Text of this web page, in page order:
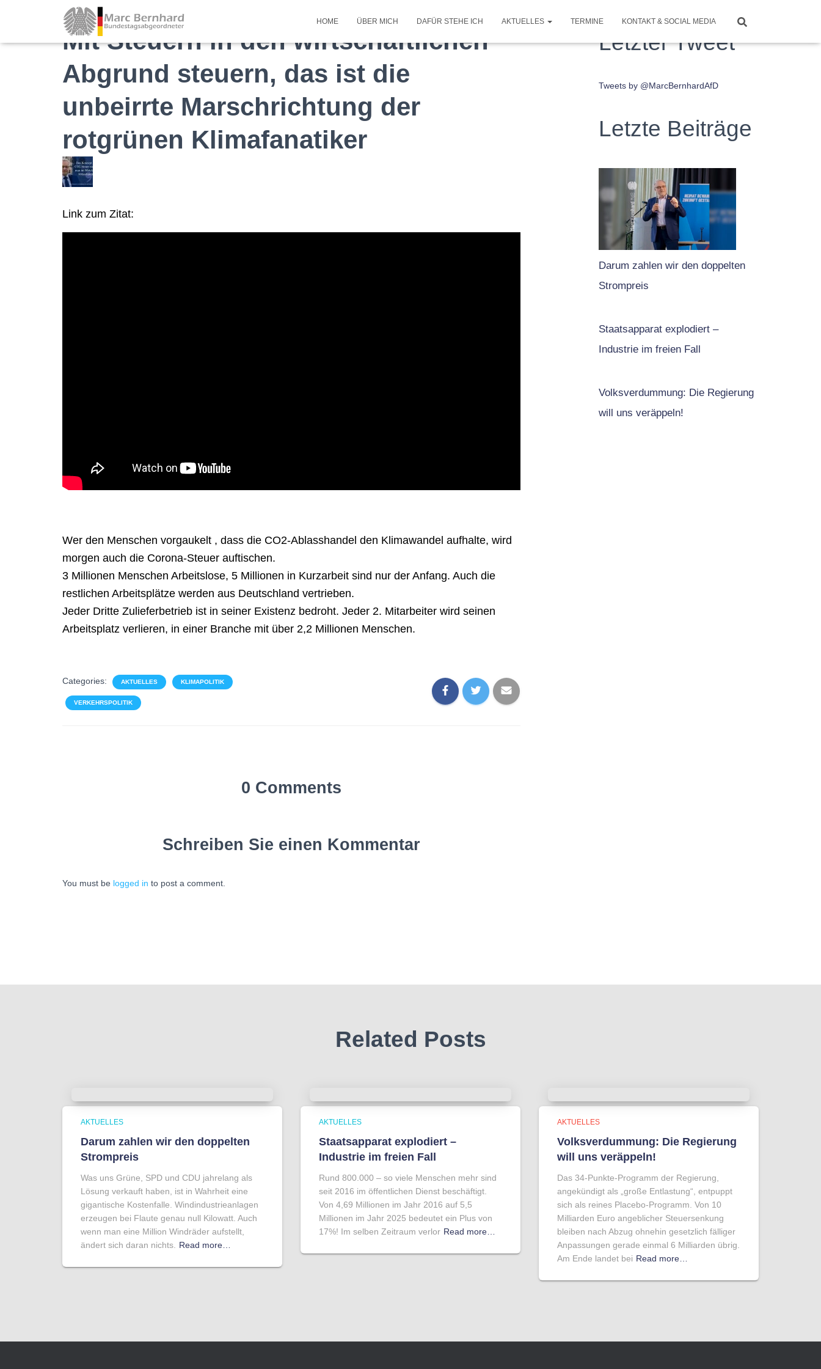
HOME ÜBER MICH DAFÜR STEHE ICH AKTUELLES TERMINE KONTAKT & SOCIAL MEDIA
Mit Steuern in den wirtschaftlichen
Abgrund steuern, das ist die
unbeirrte Marschrichtung der
rotgrünen Klimafanatiker
Link zum Zitat:
Wer den Menschen vorgaukelt , dass die CO2-Ablasshandel den Klimawandel aufhalte, wird
morgen auch die Corona-Steuer auftischen.
3 Millionen Menschen Arbeitslose, 5 Millionen in Kurzarbeit sind nur der Anfang. Auch die
restlichen Arbeitsplätze werden aus Deutschland vertrieben.
Jeder Dritte Zulieferbetrieb ist in seiner Existenz bedroht. Jeder 2. Mitarbeiter wird seinen
Arbeitsplatz verlieren, in einer Branche mit über 2,2 Millionen Menschen.
Categories: AKTUELLES KLIMAPOLITIK
VERKEHRSPOLITIK
0 Comments
Schreiben Sie einen Kommentar
You must be logged in to post a comment.
Letzter Tweet
Tweets by @MarcBernhardAfD
Letzte Beiträge
Darum zahlen wir den doppelten
Strompreis
Staatsapparat explodiert –
Industrie im freien Fall
Volksverdummung: Die Regierung
will uns veräppeln!
Related Posts
AKTUELLES
Darum zahlen wir den doppelten
Strompreis
Was uns Grüne, SPD und CDU jahrelang als
Lösung verkauft haben, ist in Wahrheit eine
gigantische Kostenfalle. Windindustrieanlagen
erzeugen bei Flaute genau null Kilowatt. Auch
wenn man eine Million Windräder aufstellt,
ändert sich daran nichts.
Read more…
AKTUELLES
Staatsapparat explodiert –
Industrie im freien Fall
Rund 800.000 – so viele Menschen mehr sind
seit 2016 im öffentlichen Dienst beschäftigt.
Von 4,69 Millionen im Jahr 2016 auf 5,5
Millionen im Jahr 2025 bedeutet ein Plus von
17%! Im selben Zeitraum verlor Read more…
AKTUELLES
Volksverdummung: Die Regierung
will uns veräppeln!
Das 34-Punkte-Programm der Regierung,
angekündigt als „große Entlastung“, entpuppt
sich als reines Placebo-Programm. Von 10
Milliarden Euro angeblicher Steuersenkung
bleiben nach Abzug ohnehin gesetzlich fälliger
Anpassungen gerade einmal 6 Milliarden übrig.
Am Ende landet bei Read more…